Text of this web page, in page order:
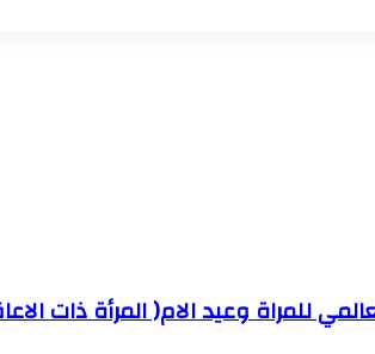
للمراة وعيد الام( المرأة ذات